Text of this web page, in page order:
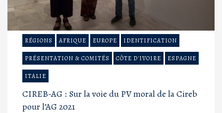
RÉGIONS AFRIQUE EUROPE IDENTIFICATION
PRÉSENTATION & COMITÉS CÔTE D'IVOIRE ESPAGNE
ITALIE
CIREB-AG : Sur la voie du PV moral de la Cireb
pour l’AG 2021